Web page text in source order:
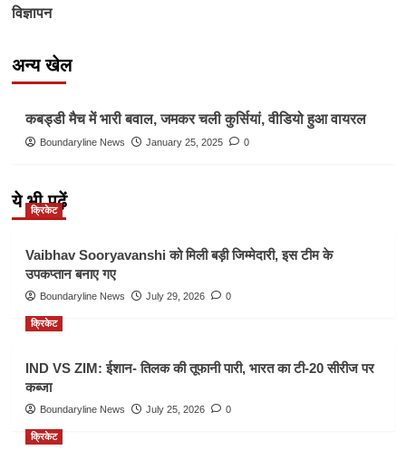
विज्ञापन
अन्य खेल
Other Sports
कबड्डी मैच में भारी बवाल, जमकर चली कुर्सियां, वीडियो हुआ वायरल
Boundaryline News January 25, 2025 0
ये भी पढ़ें
क्रिकेट
Vaibhav Sooryavanshi को मिली बड़ी जिम्मेदारी, इस टीम के
उपकप्तान बनाए गए
Boundaryline News July 29, 2026 0
क्रिकेट
IND VS ZIM: ईशान- तिलक की तूफानी पारी, भारत का टी-20 सीरीज पर
कब्जा
Boundaryline News July 25, 2026 0
क्रिकेट